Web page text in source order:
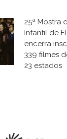
25ª Mostra
Infantil de
encerra
339 filmes
23 estados